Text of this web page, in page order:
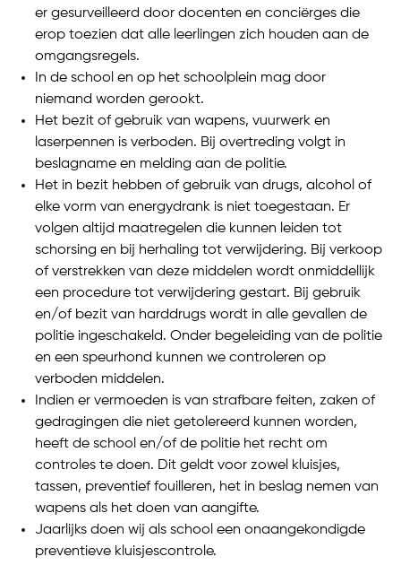
er gesurveilleerd door docenten en conciërges die
erop toezien dat alle leerlingen zich houden aan de
omgangsregels.
In de school en op het schoolplein mag door
niemand worden gerookt.
Het bezit of gebruik van wapens, vuurwerk en
laserpennen is verboden. Bij overtreding volgt in
beslagname en melding aan de politie.
Het in bezit hebben of gebruik van drugs, alcohol of
elke vorm van energydrank is niet toegestaan. Er
volgen altijd maatregelen die kunnen leiden tot
schorsing en bij herhaling tot verwijdering. Bij verkoop
of verstrekken van deze middelen wordt onmiddellijk
een procedure tot verwijdering gestart. Bij gebruik
en/of bezit van harddrugs wordt in alle gevallen de
politie ingeschakeld. Onder begeleiding van de politie
en een speurhond kunnen we controleren op
verboden middelen.
Indien er vermoeden is van strafbare feiten, zaken of
gedragingen die niet getolereerd kunnen worden,
heeft de school en/of de politie het recht om
controles te doen. Dit geldt voor zowel kluisjes,
tassen, preventief fouilleren, het in beslag nemen van
wapens als het doen van aangifte.
Jaarlijks doen wij als school een onaangekondigde
preventieve kluisjescontrole.